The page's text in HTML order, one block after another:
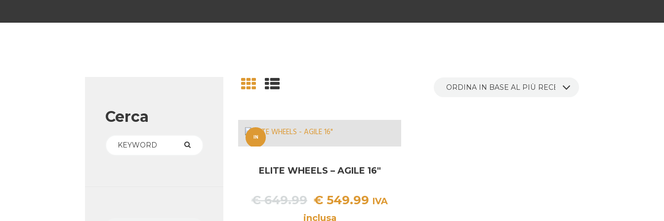
IN
ELITE WHEELS – AGILE 16″
€649.99 Il
prezzo
€ 549.99 Il
IVA
inclusa
Cerca